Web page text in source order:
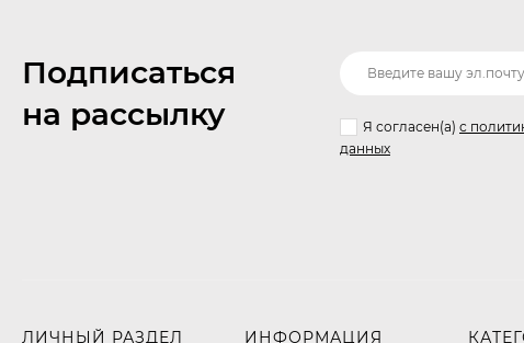
Подписаться
на рассылку
Я согласен(a) с
данных
ЛИЧНЫЙ РАЗДЕЛ ИНФОРМАЦИЯ